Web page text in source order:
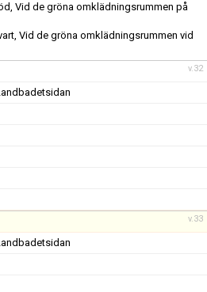
Vid de gröna omklädningsrummen på
Vid de gröna omklädningsrummen vid
v.32
v.33